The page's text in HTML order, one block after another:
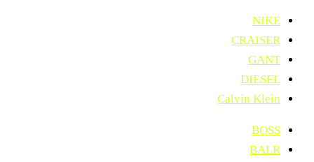
NIKE
CRAISER
GANT
DIESEL
Calvin Klein
BOSS
BALR